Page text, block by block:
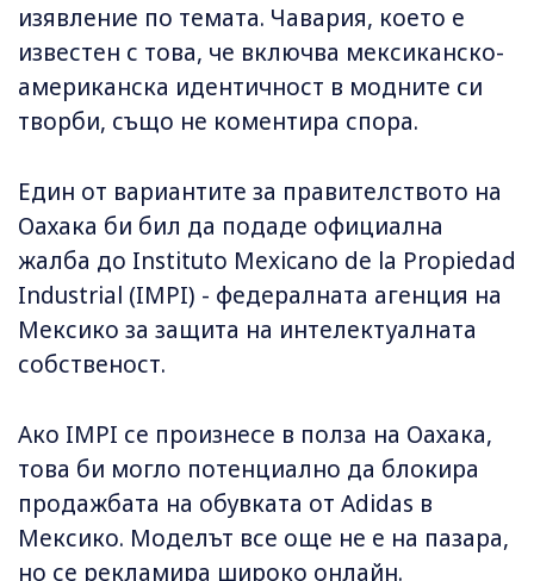
изявление по темата. Чавария, което е
известен с това, че включва мексиканско-
американска идентичност в модните си
творби, също не коментира спора.
Един от вариантите за правителството на
Оахака би бил да подаде официална
жалба до Instituto Mexicano de la Propiedad
Industrial (IMPI) - федералната агенция на
Мексико за защита на интелектуалната
собственост.
Ако IMPI се произнесе в полза на Оахака,
това би могло потенциално да блокира
продажбата на обувката от Adidas в
Мексико. Моделът все още не е на пазара,
но се рекламира широко онлайн.